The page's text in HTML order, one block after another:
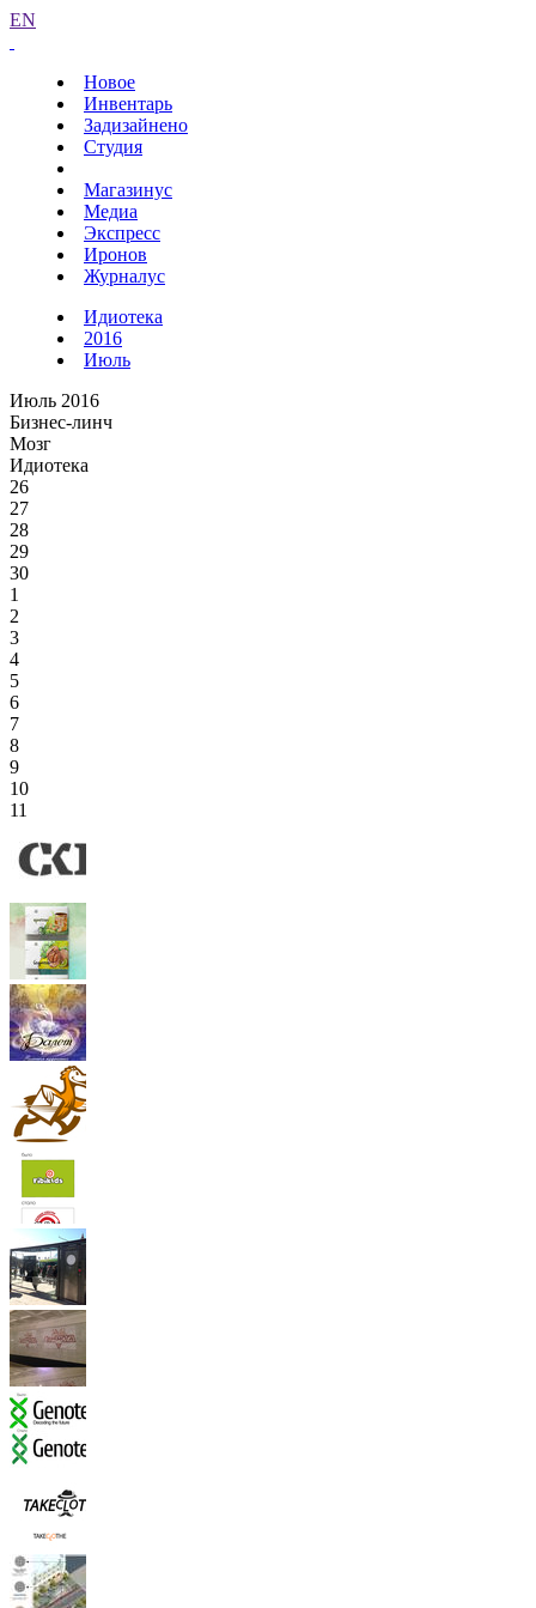
EN
Новое
Инвентарь
Задизайнено
Студия
Магазинус
Медиа
Экспресс
Иронов
Журналус
Идиотека
2016
Июль
Июль 2016
Бизнес-линч
Мозг
Идиотека
26
27
28
29
30
1
2
3
4
5
6
7
8
9
10
11